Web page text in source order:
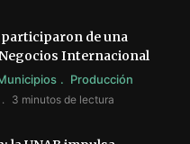
de una
Internacional
Producción
3 minutos de lectura